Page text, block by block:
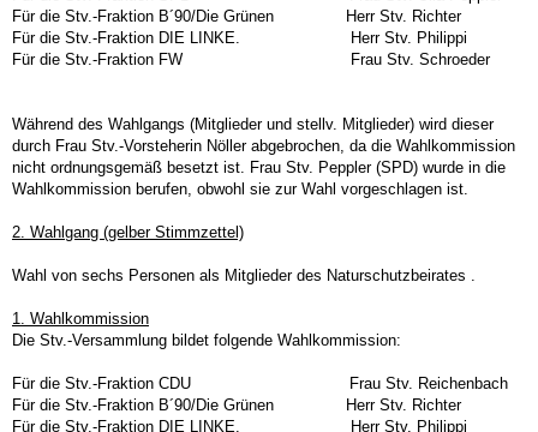
Für die Stv.-Fraktion B´90/Die Grünen Herr Stv. Richter
Für die Stv.-Fraktion DIE LINKE. Herr Stv. Philippi
Für die Stv.-Fraktion FW Frau Stv. Schroeder
Während des Wahlgangs (Mitglieder und stellv. Mitglieder) wird dieser
durch Frau Stv.-Vorsteherin Nöller abgebrochen, da die Wahlkommission
nicht ordnungsgemäß besetzt ist. Frau Stv. Peppler (SPD) wurde in die
Wahlkommission berufen, obwohl sie zur Wahl vorgeschlagen ist.
2. Wahlgang (gelber Stimmzettel)
Wahl von sechs Personen als Mitglieder des Naturschutzbeirates .
1. Wahlkommission
Die Stv.-Versammlung bildet folgende Wahlkommission:
Für die Stv.-Fraktion CDU Frau Stv. Reichenbach
Für die Stv.-Fraktion B´90/Die Grünen Herr Stv. Richter
Für die Stv.-Fraktion DIE LINKE. Herr Stv. Philippi